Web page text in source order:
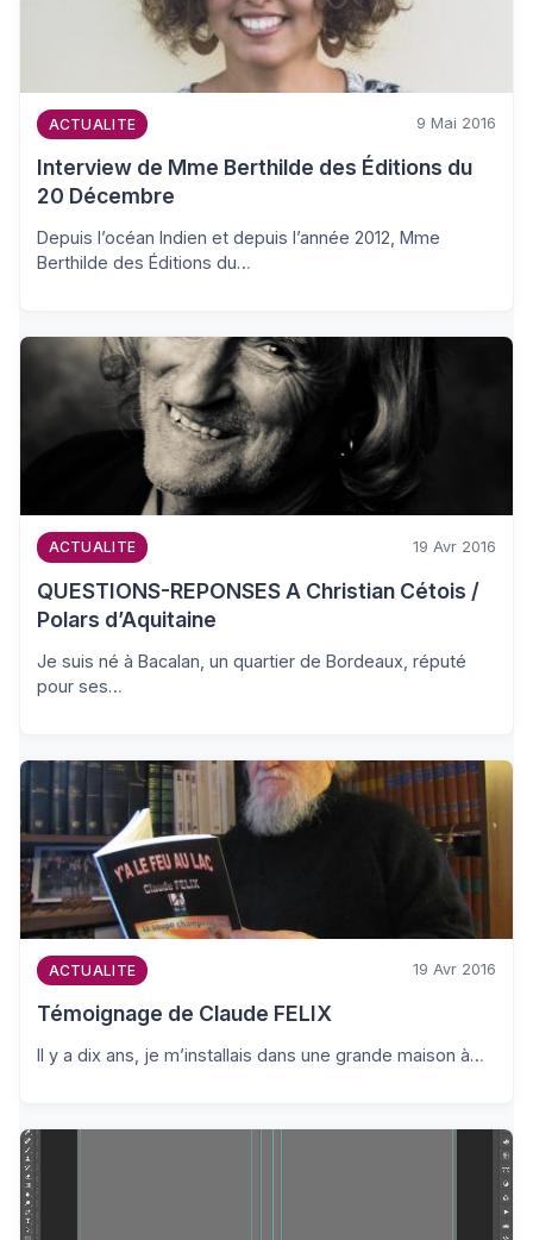
ACTUALITE 9 Mai 2016
Interview de Mme Berthilde des Éditions du
20 Décembre
Depuis l’océan Indien et depuis l’année 2012, Mme
Berthilde des Éditions du…
ACTUALITE 19 Avr 2016
QUESTIONS-REPONSES A Christian Cétois /
Polars d’Aquitaine
Je suis né à Bacalan, un quartier de Bordeaux, réputé
pour ses…
ACTUALITE 19 Avr 2016
Témoignage de Claude FELIX
Il y a dix ans, je m’installais dans une grande maison à…